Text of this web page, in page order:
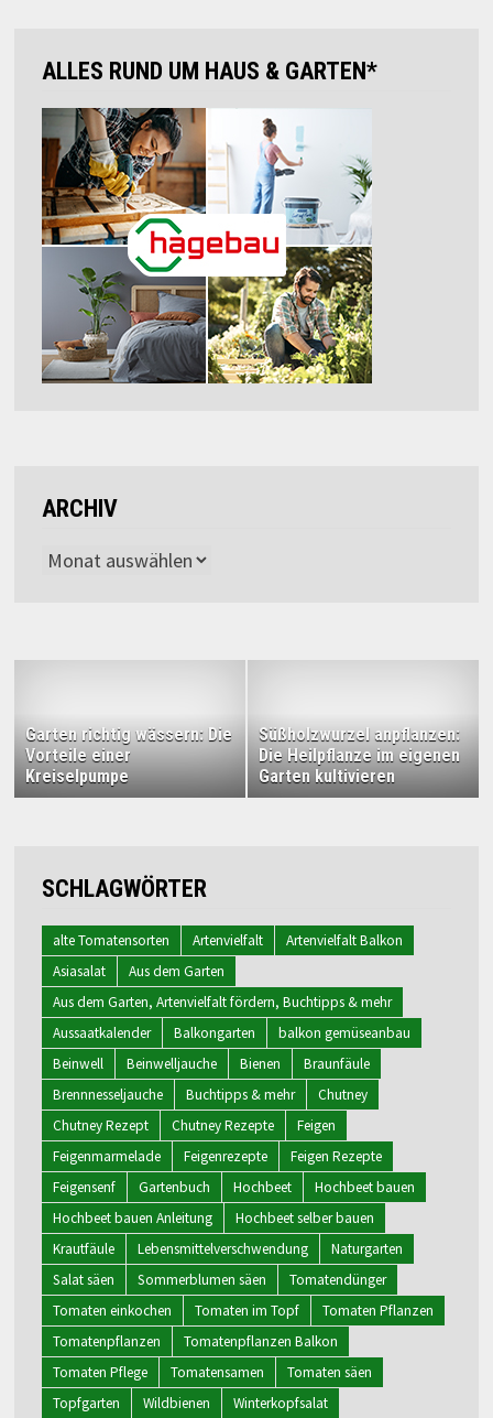
ALLES RUND UM HAUS & GARTEN*
ARCHIV
Archiv
Garten richtig wässern: Die
Vorteile einer
Kreiselpumpe
Süßholzwurzel anpflanzen:
Die Heilpflanze im eigenen
Garten kultivieren
SCHLAGWÖRTER
alte Tomatensorten Artenvielfalt
Artenvielfalt Balkon
Asiasalat
Aus dem Garten
Aus dem Garten, Artenvielfalt fördern, Buchtipps & mehr
Aussaatkalender
Balkongarten
balkon gemüseanbau
Beinwell
Beinwelljauche Bienen
Braunfäule
Brennnesseljauche
Buchtipps & mehr
Chutney
Chutney Rezept
Chutney Rezepte
Feigen
Feigenmarmelade
Feigenrezepte
Feigen Rezepte
Feigensenf
Gartenbuch Hochbeet
Hochbeet bauen
Hochbeet bauen Anleitung
Hochbeet selber bauen
Krautfäule
Lebensmittelverschwendung
Naturgarten
Salat säen
Sommerblumen säen
Tomatendünger
Tomaten einkochen
Tomaten im Topf
Tomaten Pflanzen
Tomatenpflanzen
Tomatenpflanzen Balkon
Tomaten Pflege
Tomatensamen
Tomaten säen
Topfgarten
Wildbienen Winterkopfsalat